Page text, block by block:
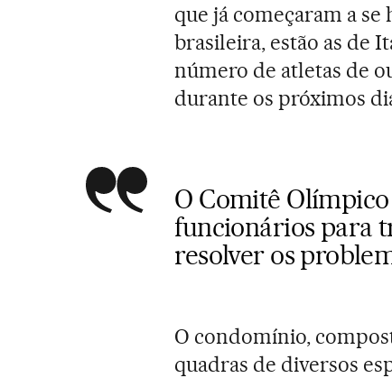
que já começaram a se
brasileira, estão as de
número de atletas de
durante os próximos
O Comitê
funcionários para
resolver os
O condomínio,
quadras de diversos